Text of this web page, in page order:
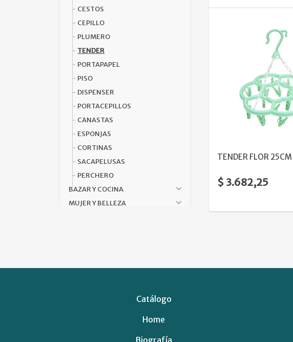
CESTOS
CEPILLO
PLUMERO
TENDER
PORTAPAPEL
PISO
DISPENSER
PORTACEPILLOS
CANASTAS
ESPONJAS
CORTINAS
SACAPELUSAS
PERCHERO
BAZAR Y COCINA
MUJER Y BELLEZA
TENDER FLOR 25CM
$ 3.682,25
VER DETALLE
Catálogo
Home
Biografía